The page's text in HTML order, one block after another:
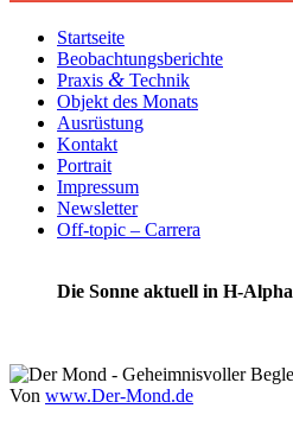
Startseite
Beobachtungsberichte
Praxis & Technik
Objekt des Monats
Ausrüstung
Kontakt
Portrait
Impressum
Newsletter
Off-topic – Carrera
Die Sonne aktuell in H-Alpha
Von www.Der-Mond.de